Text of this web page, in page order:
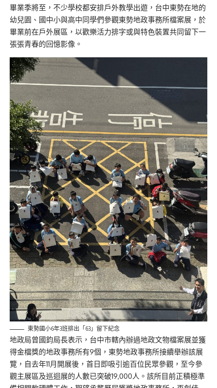
畢業季將至，不少學校都安排戶外教學出遊，台中東勢在地的
幼兒園、國中小與高中同學們參觀東勢地政事務所檔案展，於
畢業前在戶外展區，以歡樂活力排字或與特色裝置共同留下一
張張青春的回憶影像。
東勢國小6年3班排出「63」留下紀念
地政局曾國鈞局長表示，台中市轄內辦過地政文物檔案展並獲
得金檔獎的地政事務所有9個，東勢地政事務所接續舉辦該展
覽，自去年11月開展後，首日即吸引逾百位民眾參觀，至今參
觀主展區及巡迴展的人數已突破19,000人。該所目前正積極準